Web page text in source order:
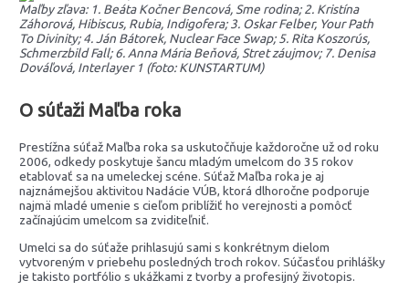
Maľby zľava: 1. Beáta Kočner Bencová, Sme rodina; 2. Kristína
Záhorová, Hibiscus, Rubia, Indigofera; 3. Oskar Felber, Your Path
To Divinity; 4. Ján Bátorek, Nuclear Face Swap; 5. Rita Koszorús,
Schmerzbild Fall; 6. Anna Mária Beňová, Stret záujmov; 7. Denisa
Dováľová, Interlayer 1 (foto: KUNSTARTUM)
O súťaži Maľba roka
Prestížna súťaž Maľba roka sa uskutočňuje každoročne už od roku
2006, odkedy poskytuje šancu mladým umelcom do 35 rokov
etablovať sa na umeleckej scéne. Súťaž Maľba roka je aj
najznámejšou aktivitou Nadácie VÚB, ktorá dlhoročne podporuje
najmä mladé umenie s cieľom priblížiť ho verejnosti a pomôcť
začínajúcim umelcom sa zviditeľniť.
Umelci sa do súťaže prihlasujú sami s konkrétnym dielom
vytvoreným v priebehu posledných troch rokov. Súčasťou prihlášky
je takisto portfólio s ukážkami z tvorby a profesijný životopis.